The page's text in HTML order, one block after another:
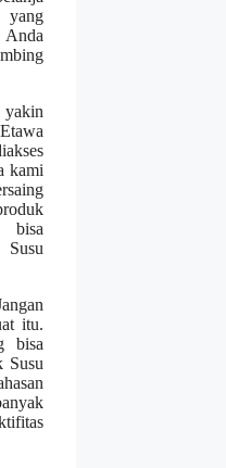
yang
kami
bisa
Susu
itu.
bisa
Susu